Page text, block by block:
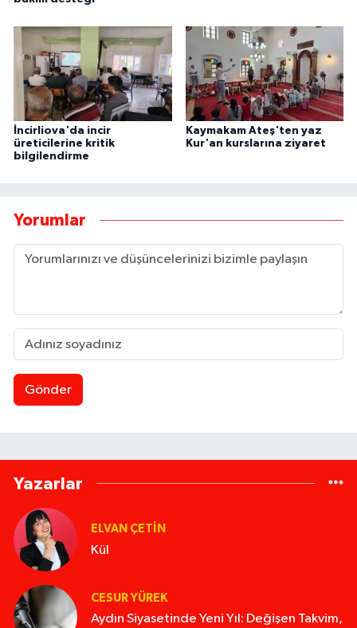
İncirliova'da incir
üreticilerine kritik
bilgilendirme
Kaymakam Ateş'ten yaz
Kur'an kurslarına ziyaret
Yorumlar
Gönder
Yazarlar
ELVAN ÇETIN
Kül
CESUR YÜREK
Aydın Siyasetinde Yeni Yıl: Değişen Takvim,